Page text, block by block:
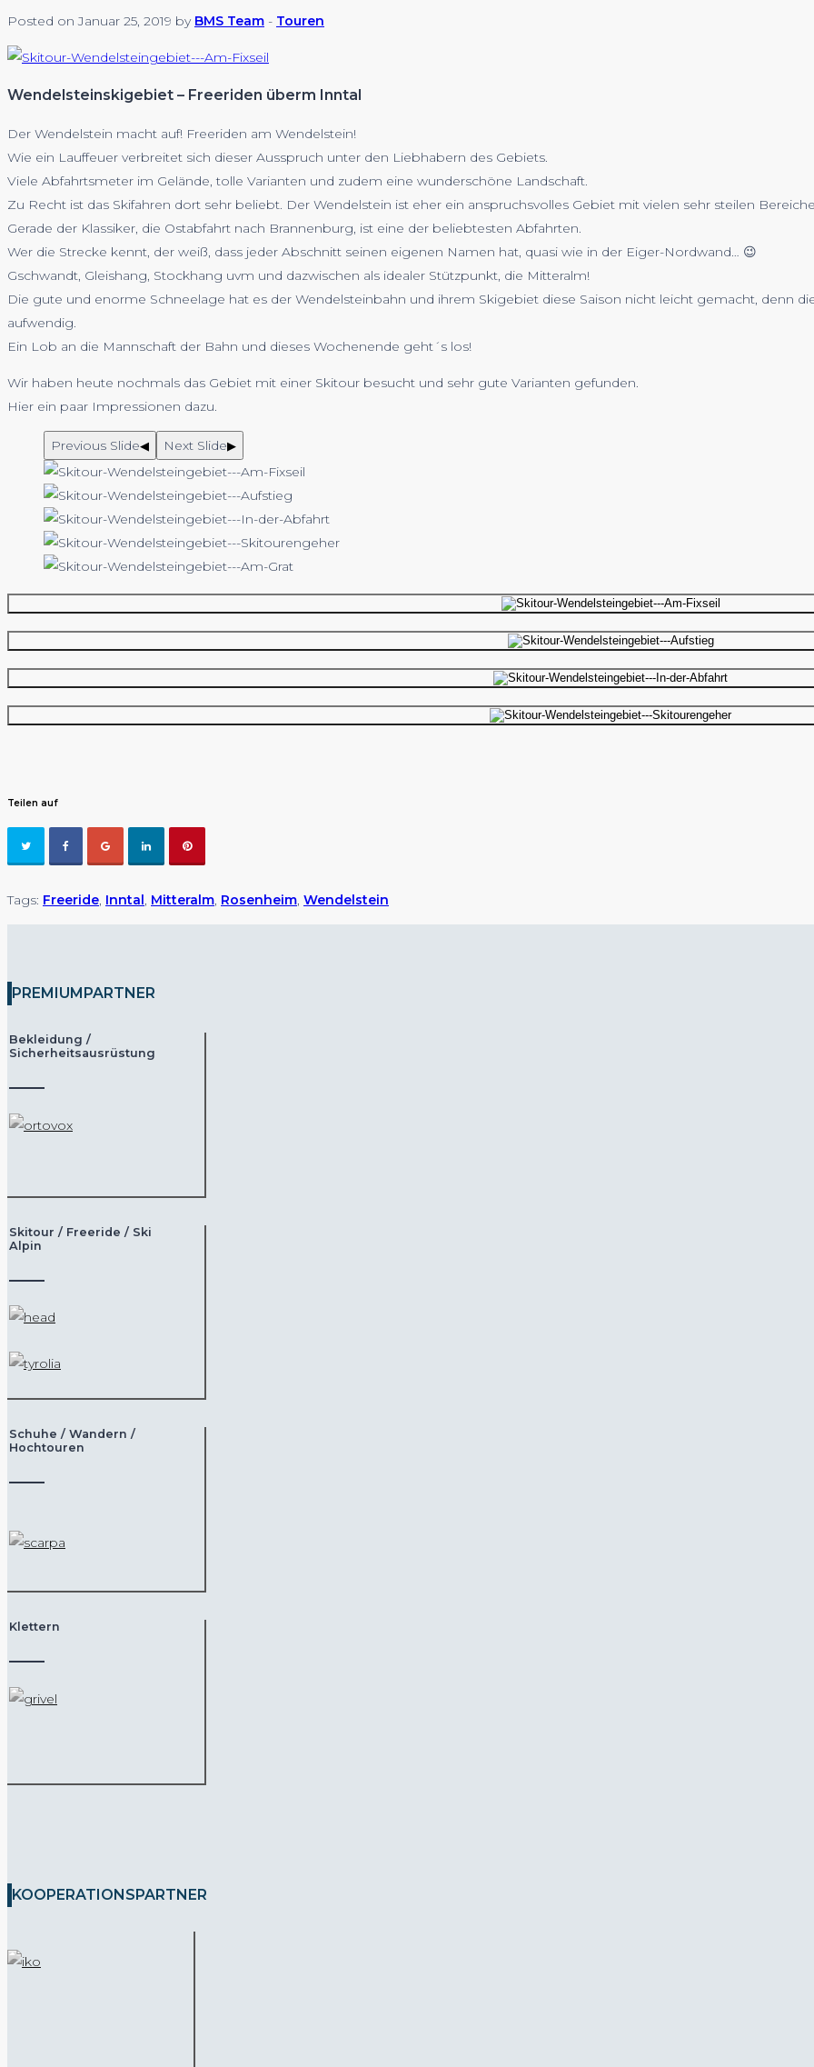
Posted on Januar 25, 2019 by BMS Team - Touren
Wendelsteinskigebiet – Freeriden überm Inntal
Der Wendelstein macht auf! Freeriden am Wendelstein!
Wie ein Lauffeuer verbreitet sich dieser Ausspruch unter den Liebhabern des Gebiets.
Viele Abfahrtsmeter im Gelände, tolle Varianten und zudem eine wunderschöne Landschaft.
Zu Recht ist das Skifahren dort sehr beliebt. Der Wendelstein ist eher ein anspruchsvolles Gebiet mit vielen sehr steilen
Gerade der Klassiker, die Ostabfahrt nach Brannenburg, ist eine der beliebtesten Abfahrten.
Wer die Strecke kennt, der weiß, dass jeder Abschnitt seinen eigenen Namen hat, quasi wie in der Eiger-Nordwand… 😉
Gschwandt, Gleishang, Stockhang uvm und dazwischen als idealer Stützpunkt, die Mitteralm!
Die gute und enorme Schneelage hat es der Wendelsteinbahn und ihrem Skigebiet diese Saison nicht leicht gemacht, denn
aufwendig.
Ein Lob an die Mannschaft der Bahn und dieses Wochenende geht´s los!
Wir haben heute nochmals das Gebiet mit einer Skitour besucht und sehr gute Varianten gefunden.
Hier ein paar Impressionen dazu.
Previous Slide◀︎ Next Slide▶︎
Teilen auf
Tags: Freeride, Inntal, Mitteralm, Rosenheim, Wendelstein
PREMIUMPARTNER
Bekleidung /
Sicherheitsausrüstung
Skitour / Freeride / Ski
Alpin
Schuhe / Wandern /
Hochtouren
Klettern
KOOPERATIONSPARTNER